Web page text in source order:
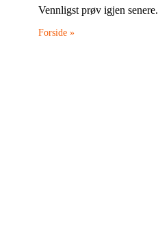
Vennligst prøv igjen senere.
Forside »